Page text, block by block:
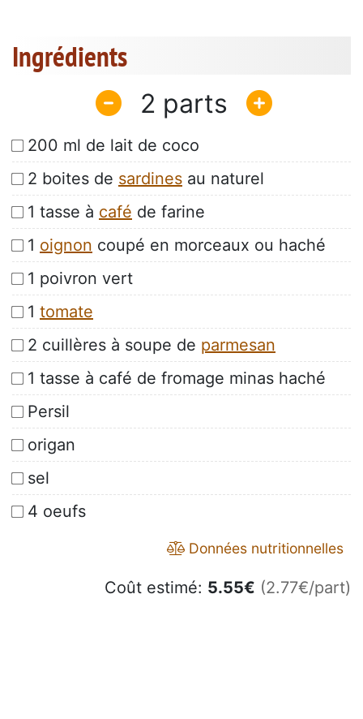
Ingrédients
2
200 ml de lait de coco
2 boites de sardines au naturel
1 tasse à café de farine
1 oignon coupé en morceaux ou haché
1 poivron vert
1 tomate
2 cuillères à soupe de parmesan
1 tasse à café de fromage minas haché
Persil
origan
sel
4 oeufs
Données nutritionnelles
Coût estimé: 5.55€ (2.77€/part)